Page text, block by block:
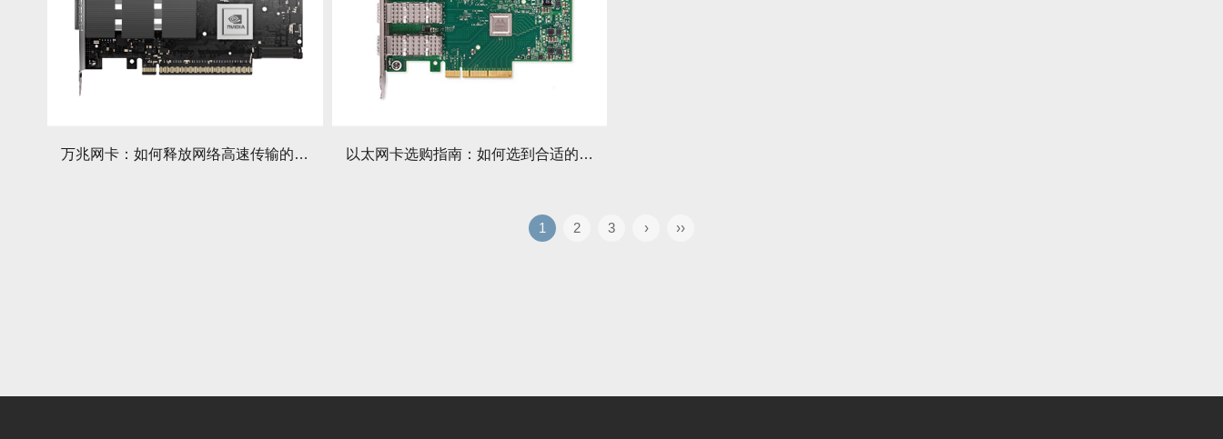
万兆网卡：如何释放网络高速传输的强大潜能？有哪些应用优势？ 以太网卡选购指南：如何选到合适的？有哪些注意事项？
1 2 3 › ››